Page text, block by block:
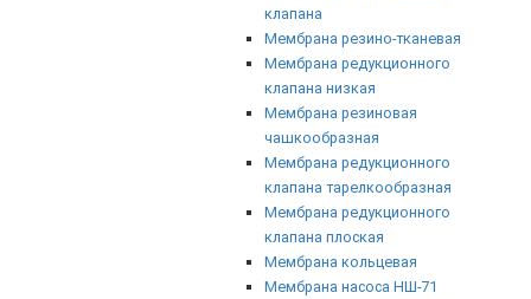
клапана
Мембрана резино-тканевая
Мембрана редукционного
клапана низкая
Мембрана резиновая
чашкообразная
Мембрана редукционного
клапана тарелкообразная
Мембрана редукционного
клапана плоская
Мембрана кольцевая
Мембрана насоса НШ-71